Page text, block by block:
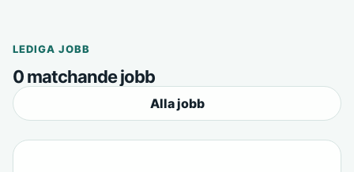
LEDIGA JOBB
0 matchande jobb
Alla jobb